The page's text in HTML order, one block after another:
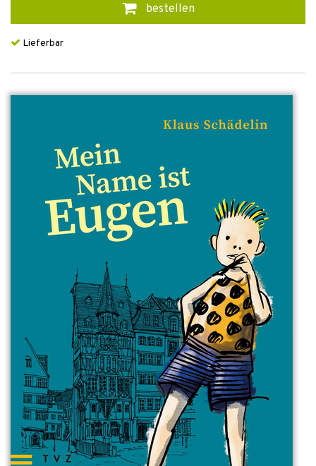
bestellen
Lieferbar